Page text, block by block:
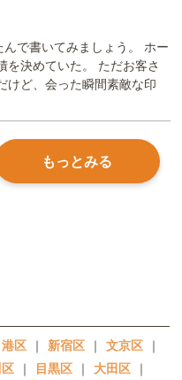
で書いてみましょう。 ホー
を決めていた。 ただお客さ
けど、会った瞬間素敵な印
もっとみる
港区 ｜ 新宿区 ｜ 文京区 ｜
｜ 目黒区 ｜ 大田区 ｜